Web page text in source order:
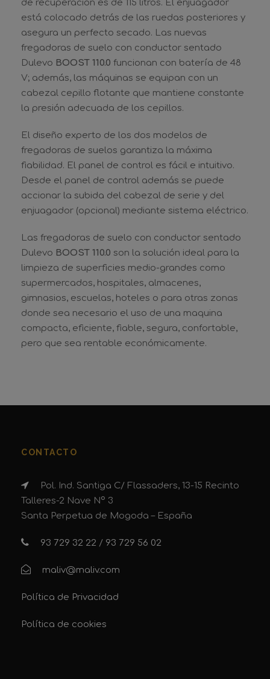
de recuperación es de 115 litros. El enjuagador
está colocado detrás de las ruedas posteriores y
asegura un perfecto secado. Las nuevas
fregadoras de suelo con conductor sentado
Dulevo BOOST 110.0 funcionan con batería de 48
V; además, las máquinas se equipan con un
cabezal cepillo flotante que mantiene constante
la presión adecuada de los cepillos.
El diseño experto de los dos modelos de
fregadoras de suelos garantiza la máxima
fiabilidad. El panel de control es fácil e intuitivo.
Desde el panel de control además se puede
accionar la subida del cabezal de serie y del
enjuagador (opcional) mediante sistema eléctrico.
Las fregadoras de suelo con conductor sentado
Dulevo BOOST 110.0 son la solución ideal para la
limpieza de superficies medio-grandes como
supermercados, hospitales, almacenes,
gimnasios, escuelas, hoteles o para otras zonas
donde sea necesario el uso de una maquina
compacta, eficiente, fiable, segura, confortable,
pero que sea rentable económicamente.
CONTACTO
Pol. Ind. Santiga C/ Flassaders, 13-15 Recinto
Talleres-2 Nave Nº 3
Santa Perpetua de Mogoda – España
93 729 32 22 / 93 729 56 02
maliv@maliv.com
Política de Privacidad
Política de cookies